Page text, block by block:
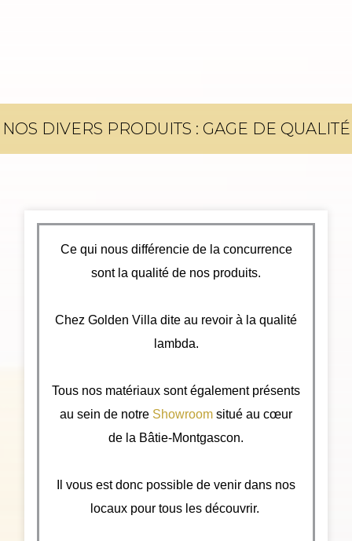
NOS DIVERS PRODUITS : GAGE DE QUALITÉ
Ce qui nous différencie de la concurrence
sont la qualité de nos produits.
Chez Golden Villa dite au revoir à la qualité
lambda.
Tous nos matériaux sont également présents
au sein de notre Showroom situé au cœur
de la Bâtie-Montgascon.
Il vous est donc possible de venir dans nos
locaux pour tous les découvrir.